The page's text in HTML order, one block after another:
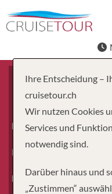
Erwachsene
Kinder
Dauer
Ihre Entscheidung –
cruisetour.ch
Wir nutzen Cookies
Services und
notwendig sind.
Darüber hinaus und
„Zustimmen“